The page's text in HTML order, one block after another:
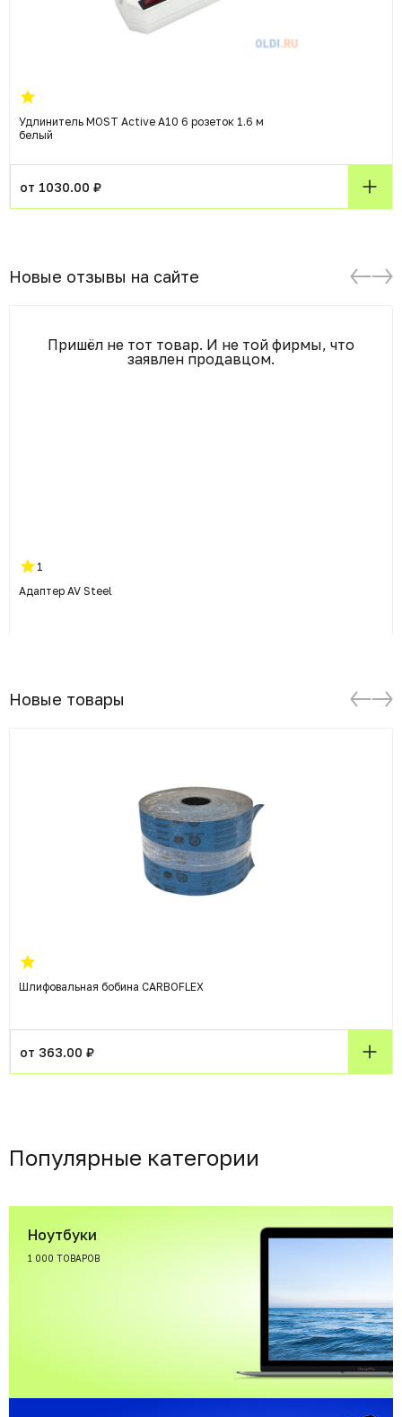
Удлинитель MOST Active A10 6 розеток 1.6 м
белый
от 1030.00 ₽
Новые отзывы на сайте
Пришёл не тот товар. И не той фирмы, что
заявлен продавцом.
1
Адаптер AV Steel
Новые товары
Шлифовальная бобина CARBOFLEX
от 363.00 ₽
Популярные категории
Ноутбуки
1 000 ТОВАРОВ